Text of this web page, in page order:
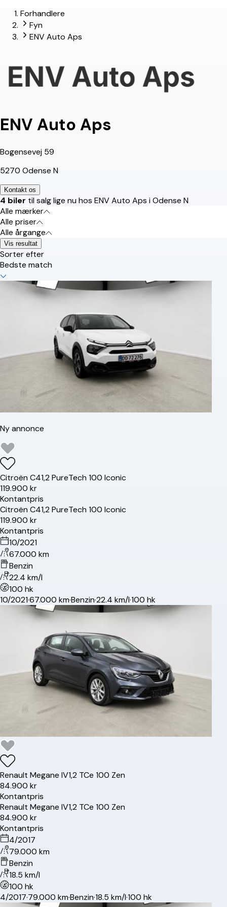
lead-forhandler
Forhandlere
Fyn
ENV Auto Aps
ENV Auto Aps
Bogensevej 59
5270 Odense N
Kontakt os
4 biler til salg lige nu hos ENV Auto Aps i Odense N
Alle mærker
Alle priser
Alle årgange
Vis resultat
Sorter efter
Bedste match
Ny annonce
CitroënC41,2 PureTech 100 Iconic
119.900 kr
Kontantpris
CitroënC41,2 PureTech 100 Iconic
119.900 kr
Kontantpris
10/2021
67.000 km
Benzin
22.4 km/l
100 hk
10/2021·67.000 km·Benzin·22.4 km/l·100 hk
Renault Megane IV1,2 TCe 100 Zen
84.900 kr
Kontantpris
Renault Megane IV1,2 TCe 100 Zen
84.900 kr
Kontantpris
4/2017
79.000 km
Benzin
18.5 km/l
100 hk
4/2017·79.000 km·Benzin·18.5 km/l·100 hk